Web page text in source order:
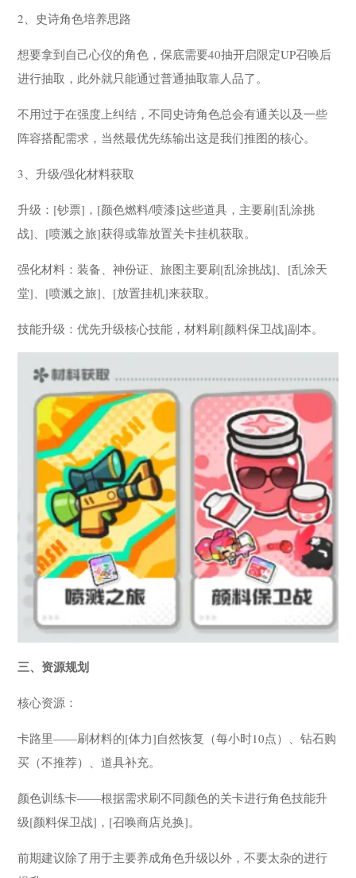
2、史诗角色培养思路
想要拿到自己心仪的角色，保底需要40抽开启限定UP召唤后
进行抽取，此外就只能通过普通抽取靠人品了。
不用过于在强度上纠结，不同史诗角色总会有通关以及一些
阵容搭配需求，当然最优先练输出这是我们推图的核心。
3、升级/强化材料获取
升级：[钞票]，[颜色燃料/喷漆]这些道具，主要刷[乱涂挑
战]、[喷溅之旅]获得或靠放置关卡挂机获取。
强化材料：装备、神份证、旅图主要刷[乱涂挑战]、[乱涂天
堂]、[喷溅之旅]、[放置挂机]来获取。
技能升级：优先升级核心技能，材料刷[颜料保卫战]副本。
三、资源规划
核心资源：
卡路里——刷材料的[体力]自然恢复（每小时10点）、钻石购
买（不推荐）、道具补充。
颜色训练卡——根据需求刷不同颜色的关卡进行角色技能升
级[颜料保卫战]，[召唤商店兑换]。
前期建议除了用于主要养成角色升级以外，不要太杂的进行